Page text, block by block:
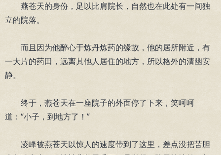
燕苍天的身份，足以比肩院长，自然也在此处有一间独
立的院落。
而且因为他醉心于炼丹炼药的缘故，他的居所附近，有
一大片的药田，远离其他人居住的地方，所以格外的清幽安
静。
终于，燕苍天在一座院子的外面停了下来，笑呵呵
道：“小子，到地方了！”
凌峰被燕苍天以惊人的速度带到了这里，差点没把苦胆